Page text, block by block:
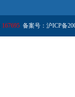
167695 备案号：沪ICP备